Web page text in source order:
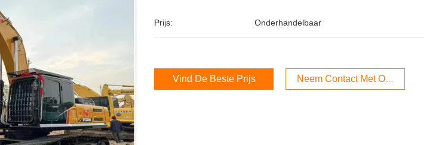
Prijs: Onderhandelbaar
Vind De Beste Prijs Neem Contact Met Ons Op